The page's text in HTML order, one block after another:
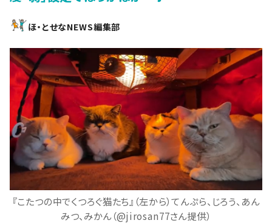
ほ・とせなNEWS編集部
『こたつの中でくつろぐ猫たち』（左から）てんぷら、じろう、あん
みつ、みかん（@jirosan77さん提供）